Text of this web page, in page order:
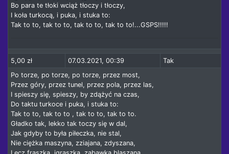
Bo para te tłoki wciąż tłoczy i tłoczy,
I koła turkocą, i puka, i stuka to:
Tak to to, tak to to, tak to to, tak to to!...GSPS!!!!!
5,00 zł 07.03.2021, 00:39
Tak
Po torze, po torze, po torze, przez most,
Przez góry, przez tunel, przez pola, przez las,
I spieszy się, spieszy, by zdążyć na czas,
Do taktu turkoce i puka, i stuka to:
Tak to to, tak to to , tak to to, tak to to.
Gładko tak, lekko tak toczy się w dal,
Jak gdyby to była piłeczka, nie stal,
Nie ciężka maszyna, zziajana, zdyszana,